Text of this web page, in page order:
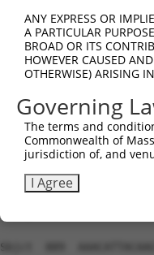
ANY EXPRESS OR
A PARTICULAR
BROAD OR ITS
HOWEVER CAUSED
OTHERWISE) ARISING
Governing
The terms and
Commonwealth of
jurisdiction of, and
I Agree